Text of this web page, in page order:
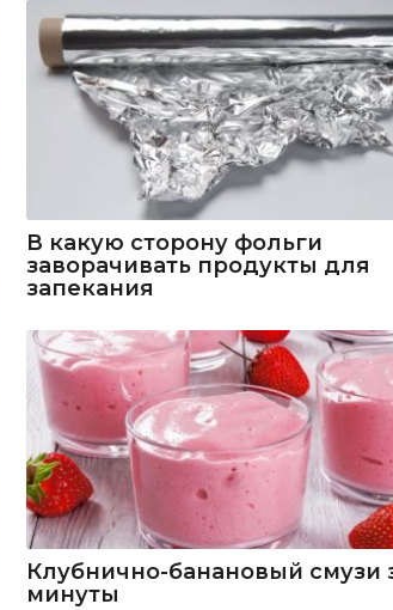
В какую сторону фольги
заворачивать продукты для
запекания
Клубнично-банановый смузи
минуты